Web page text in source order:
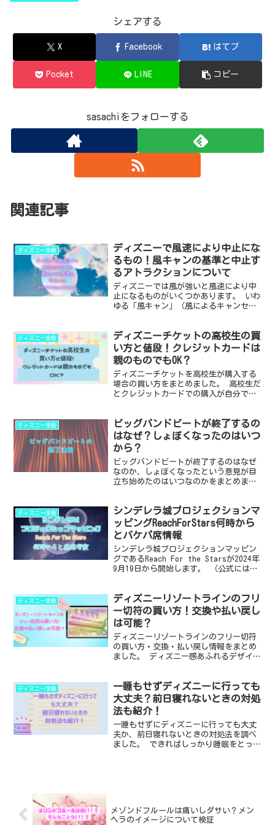
シェアする
X Facebook はてブ
Pocket LINE コピー
sasachiをフォローする
関連記事
ディズニー全般
ディズニーで風速により中止にな
るもの！風キャンの基準と中止す
るアトラクションについて
ディズニーでは風が強いと風速により中
止になるものがいくつかあります。 いわ
ゆる「風キャン」（風によるキャンセ
した。 この記事を読めばわかること ・
ディズニーランドやディ...
ディズニー全般
ディズニーチケットの高校生の買
い方と値段！クレジットカードは
親のものでもOK？
ディズニーチケットを高校生が購入する
場合の買い方をまとめました。 高校生だ
とクレジットカードでの購入が自分では
・ディズニーチケットを高校生が買いた
い場合 ・チケットの...
ディズニー全般
ビッグバンドビートが終了するの
はなぜ？しょぼくなったのはいつ
から？
ビッグバンドビートが終了するのはなぜ
なのか、しょぼくなったという意見が目
立ち始めたのはいつなのかをまとめまし
長年愛されてきた理由も考察します。 ・
ビッグバンドビー...
ディズニー全般
シンデレラ城プロジェクションマ
ッピングReachForStars何時から
とバケパ席情報
シンデレラ城プロジェクションマッピン
グであるReach For the Starsが2024年
9月19日から開始します。 （公式には２
ショーが始まるのか、所要時間の...
ディズニー全般
ディズニーリゾートラインのフリ
ー切符の買い方！交換や払い戻し
は可能？
ディズニーリゾートラインのフリー切符
の買い方・交換・払い戻し情報をまとめ
ました。 ディズニー感あふれるデザイン
す。 この記事を読めばわかること ・リ
ゾートラインフリー切符...
ディズニー全般
一睡もせずディズニーに行っても
大丈夫？前日寝れないときの対処
法も紹介！
一睡もせずにディズニーに行っても大丈
夫か、前日寝れないときの対処法を調べ
ました。 できればしっかり睡眠をとって
メゾンドフルールは痛いしダサい？メン
ヘラのイメージについて検証